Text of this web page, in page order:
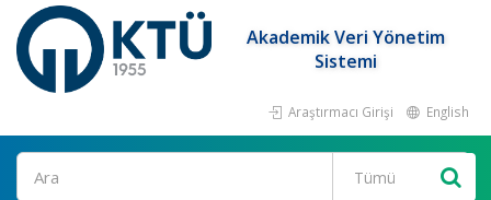
Akademik Veri Yönetim
Sistemi
Araştırmacı Girişi English
Ara